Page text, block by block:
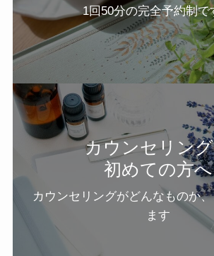
1回50分の完全予約制で
カウンセリン
初めての方へ
カウンセリングがどんなものか
ます